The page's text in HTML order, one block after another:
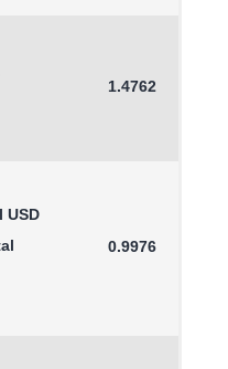
1.4762
USD
0.9976